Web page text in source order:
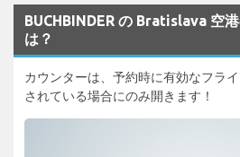
BUCHBINDER の Bratislava 空
は？
カウンターは、予約時に有効なフラ
されている場合にのみ開きます！